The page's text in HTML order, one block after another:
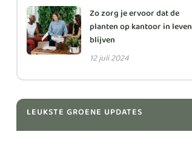
Zo zorg je ervoor dat de
planten op kantoor in leven
blijven
12 juli 2024
LEUKSTE GROENE UPDATES